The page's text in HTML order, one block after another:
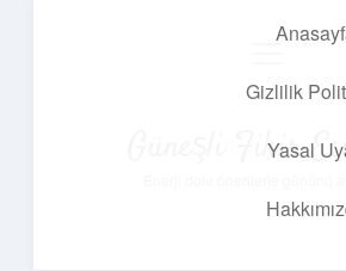
Gizlilik
Yasal
Güneşli Fikir